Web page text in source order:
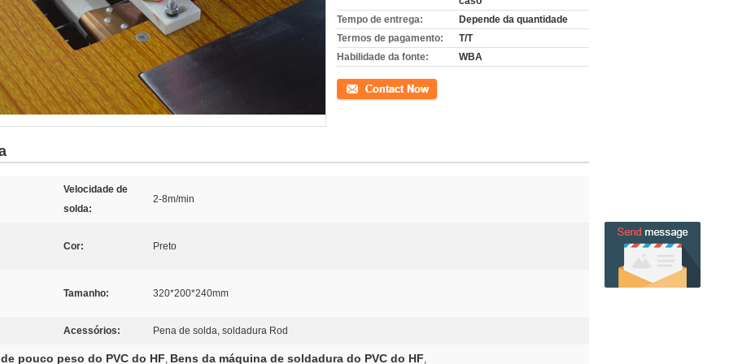
Tempo de entrega:
Depende da quantidade
Termos de pagamento:
T/T
Habilidade da fonte:
WBA
Contato
Velocidade de
solda:
2-8m/min
Cor: Preto
Tamanho: 320*200*240mm
Acessórios: Pena de solda, soldadura Rod
pouco peso do PVC do HF, Bens da máquina de soldadura do PVC do HF,